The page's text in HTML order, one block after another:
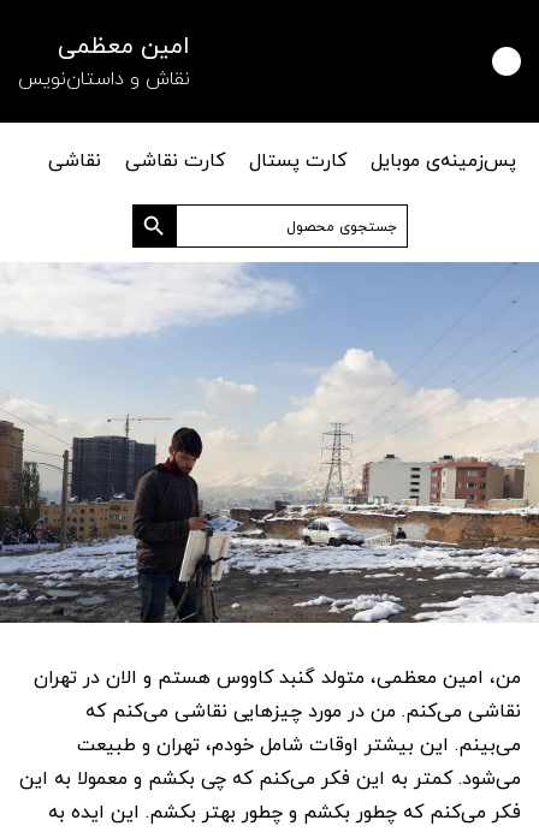
امین معظمی
نقاش و داستان‌نویس
پس‌زمینه‌ی موبایل کارت پستال کارت نقاشی
نقاشی
جستجو
برای:
دکمه جستجو
من، امین معظمی، متولد گنبد کاووس هستم و الان در تهران
نقاشی می‌کنم. من در مورد چیزهایی نقاشی می‌کنم که
می‌بینم. این بیشتر اوقات شامل خودم، تهران و طبیعت
می‌شود. کمتر به این فکر می‌کنم که چی بکشم و معمولا به این
فکر می‌کنم که چطور بکشم و چطور بهتر بکشم. این ایده به